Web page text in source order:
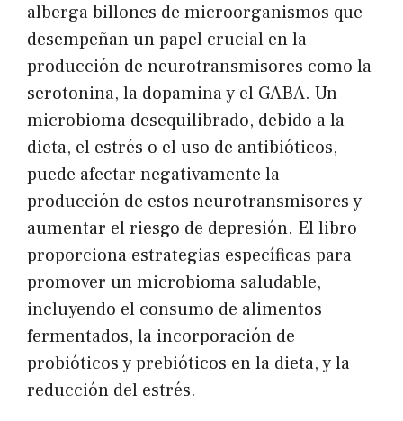
alberga billones de microorganismos que
desempeñan un papel crucial en la
producción de neurotransmisores como la
serotonina, la dopamina y el GABA. Un
microbioma desequilibrado, debido a la
dieta, el estrés o el uso de antibióticos,
puede afectar negativamente la
producción de estos neurotransmisores y
aumentar el riesgo de depresión. El libro
proporciona estrategias específicas para
promover un microbioma saludable,
incluyendo el consumo de alimentos
fermentados, la incorporación de
probióticos y prebióticos en la dieta, y la
reducción del estrés.